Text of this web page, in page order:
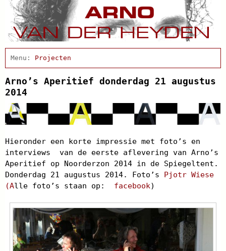
Home
Afscheidsbijeenkomst
Condoleance
Actueel
Arno Schrijft
Clips
Discografie
Projecten
Biografie
Agenda
In de pers
Links
Contact
Arno’s Aperitief donderdag 21 augustus
2014
Hieronder een korte impressie met foto’s en
interviews van de eerste aflevering van Arno’s
Aperitief op Noorderzon 2014 in de Spiegeltent.
Donderdag 21 augustus 2014. Foto’s Pjotr Wiese
(Alle foto’s staan op: facebook)